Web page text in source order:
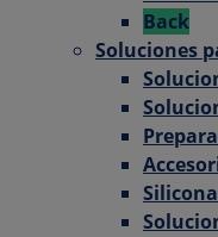
Back
Soluciones